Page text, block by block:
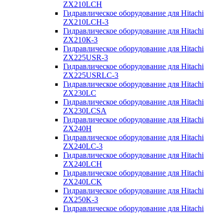
ZX210LCH
Гидравлическое оборудование для Hitachi
ZX210LCH-3
Гидравлическое оборудование для Hitachi
ZX210К-3
Гидравлическое оборудование для Hitachi
ZX225USR-3
Гидравлическое оборудование для Hitachi
ZX225USRLC-3
Гидравлическое оборудование для Hitachi
ZX230LC
Гидравлическое оборудование для Hitachi
ZX230LCSA
Гидравлическое оборудование для Hitachi
ZX240H
Гидравлическое оборудование для Hitachi
ZX240LC-3
Гидравлическое оборудование для Hitachi
ZX240LCH
Гидравлическое оборудование для Hitachi
ZX240LCK
Гидравлическое оборудование для Hitachi
ZX250K-3
Гидравлическое оборудование для Hitachi